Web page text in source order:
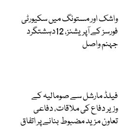
واشک اور مستونگ میں سکیورٹی
فورسز کے آپریشنز، 12دہشتگرد
جہنم واصل
فیلڈ مارشل سے صومالیہ کے
وزیر دفاع کی ملاقات، دفاعی
تعاون مزید مضبوط بنانے پر اتفاق